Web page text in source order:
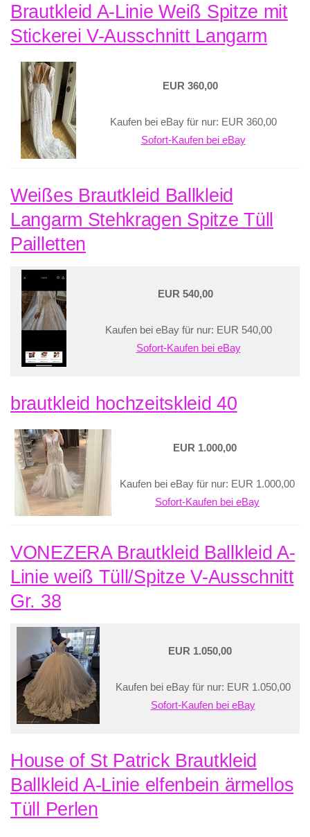
Brautkleid A-Linie Weiß Spitze mit
Stickerei V-Ausschnitt Langarm
EUR 360,00
Kaufen bei eBay für nur: EUR 360,00
Sofort-Kaufen bei eBay
Weißes Brautkleid Ballkleid
Langarm Stehkragen Spitze Tüll
Pailletten
EUR 540,00
Kaufen bei eBay für nur: EUR 540,00
Sofort-Kaufen bei eBay
brautkleid hochzeitskleid 40
EUR 1.000,00
Kaufen bei eBay für nur: EUR 1.000,00
Sofort-Kaufen bei eBay
VONEZERA Brautkleid Ballkleid A-
Linie weiß Tüll/Spitze V-Ausschnitt
Gr. 38
EUR 1.050,00
Kaufen bei eBay für nur: EUR 1.050,00
Sofort-Kaufen bei eBay
House of St Patrick Brautkleid
Ballkleid A-Linie elfenbein ärmellos
Tüll Perlen